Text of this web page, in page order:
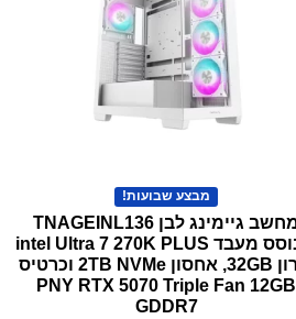
מבצע שבועות!
מחשב גיימינג לבן TNAGEINL136
מבוסס מעבד intel Ultra 7 270K PLUS
זכרון 32GB, אחסון 2TB NVMe וכרטיס
PNY RTX 5070 Triple Fan 12GB
GDDR7